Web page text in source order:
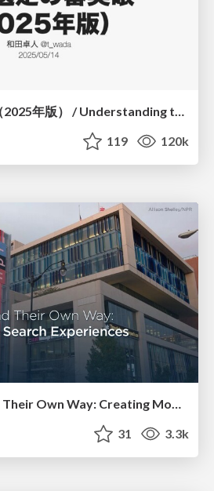
技術選定の審美眼（2025年版） / Understanding the Spiral of Technologies 2025 edition
119 120k
Helping Users Find Their Own Way: Creating Modern Search Experiences
31 3.3k